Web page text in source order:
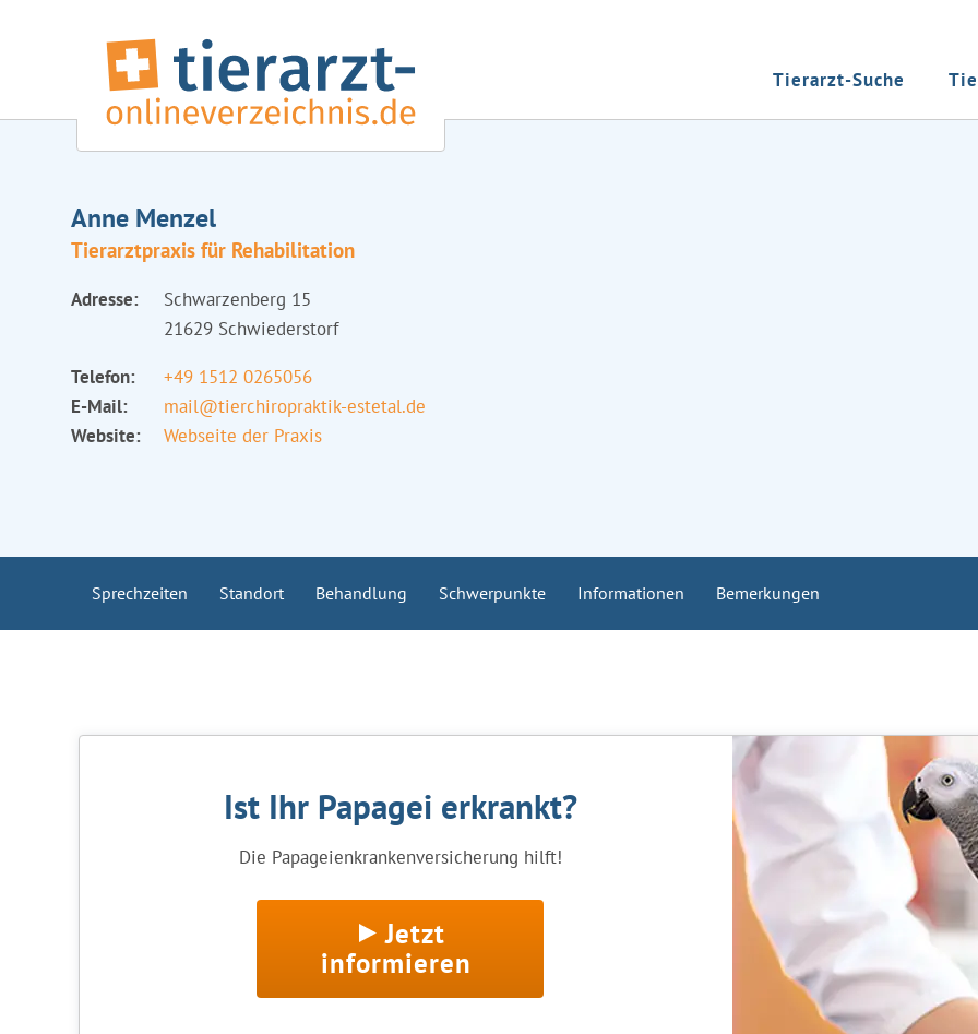
Tierarzt-Suche
Anne Menzel
Tierarztpraxis für Rehabilitation
Adresse:
Schwarzenberg 15
21629 Schwiederstorf
Telefon:
+49 1512 0265056
E-Mail:
mail@tierchiropraktik-estetal.de
Website:
Webseite der Praxis
Sprechzeiten Standort Behandlung Schwerpunkte Informationen Bemerkungen
Ist Ihr Papagei erkrankt?
Die Papageienkrankenversicherung hilft!
Jetzt
informieren